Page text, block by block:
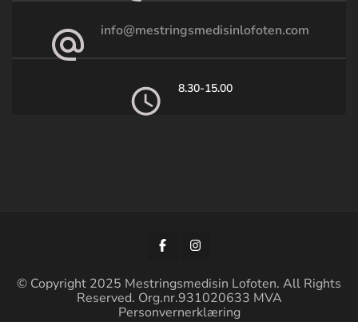
info@mestringsmedisinlofoten.com
8.30-15.00
© Copyright 2025 Mestringsmedisin Lofoten. All Rights
Reserved. Org.nr.931020633 MVA
Personvernerklæring